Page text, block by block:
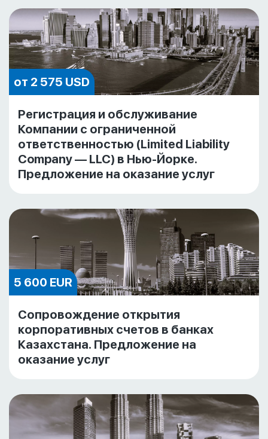
от 2 575 USD
Регистрация и обслуживание
Компании с ограниченной
ответственностью (Limited Liability
Company — LLC) в Нью-Йорке.
Предложение на оказание услуг
5 600 EUR
Cопровождение открытия
корпоративных счетов в банках
Казахстана. Предложение на
оказание услуг